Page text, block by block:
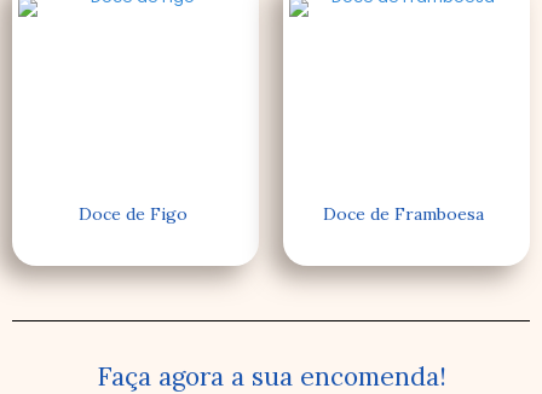
Doce de Figo Doce de Framboesa
Faça agora a sua encomenda!